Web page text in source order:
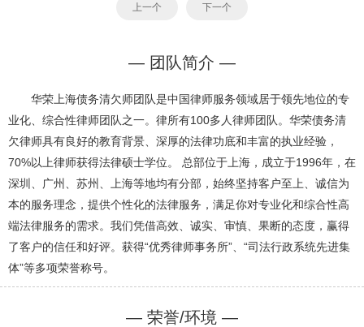
上一个 下一个
— 团队简介 —
华荣上海债务清欠师团队是中国律师服务领域居于领先地位的专
业化、综合性律师团队之一。律所有100多人律师团队。华荣债务清
欠律师具有良好的教育背景、深厚的法律功底和丰富的执业经验，
70%以上律师获得法律硕士学位。 总部位于上海，成立于1996年，在
深圳、广州、苏州、上海等地均有分部，始终坚持客户至上、诚信为
本的服务理念，提供个性化的法律服务，满足你对专业化和综合性高
端法律服务的需求。我们凭借高效、诚实、审慎、果断的态度，赢得
了客户的信任和好评。获得“优秀律师事务所”、“司法行政系统先进集
体”等多项荣誉称号。
— 荣誉/环境 —